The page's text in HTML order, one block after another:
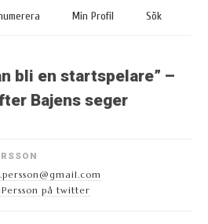
Min Profil Sök
bli en startspelare” –
Bajens seger
på twitter